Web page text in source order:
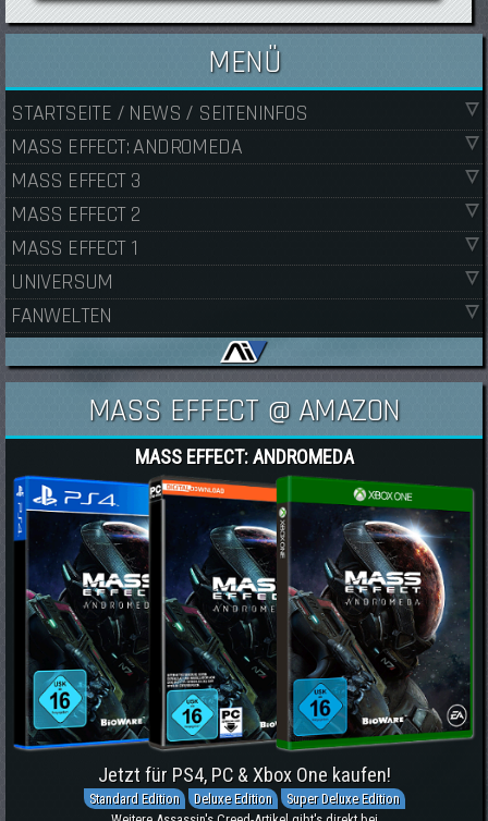
MENÜ
STARTSEITE / NEWS / SEITENINFOS
MASS EFFECT: ANDROMEDA
MASS EFFECT 3
MASS EFFECT 2
MASS EFFECT 1
UNIVERSUM
FANWELTEN
MASS EFFECT @ AMAZON
MASS EFFECT: ANDROMEDA
Jetzt für PS4, PC & Xbox One kaufen!
Standard Edition Deluxe Edition
Super Deluxe Edition